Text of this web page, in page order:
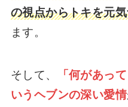
の視点からトキを元
ます。
そして、
「何があっ
いうヘブンの深い愛情